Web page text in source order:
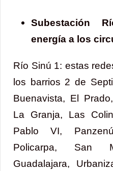
Subestación
energía a los
Río Sinú 1: estas
los barrios 2 de
Buenavista, El
La Granja, Las
Pablo VI,
Policarpa, San
Guadalajara,